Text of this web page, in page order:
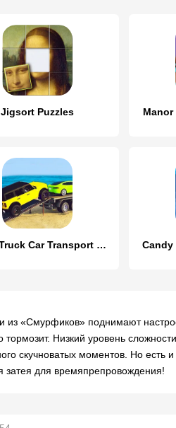
Jigsort Puzzles Manor
Trailer Truck Car Transport 3D Candy
из «Смурфиков» поднимают
Низкий уровень
скучноватых моментов. Но
затея для времяпрепровождения!